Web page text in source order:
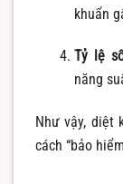
khuẩn
Tỷ lệ
năng
Như vậy, diệt
cách “bảo